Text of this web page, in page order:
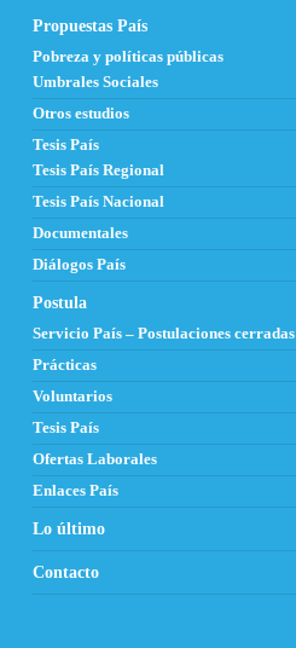
Propuestas País
Pobreza y políticas públicas
Umbrales Sociales
Otros estudios
Tesis País
Tesis País Regional
Tesis País Nacional
Documentales
Diálogos País
Postula
Servicio País – Postulaciones cerradas
Prácticas
Voluntarios
Tesis País
Ofertas Laborales
Enlaces País
Lo último
Contacto